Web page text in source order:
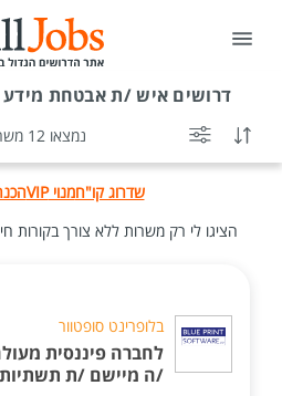
דרושים איש /ת אבטחת מידע /
נמצאו 12 משרות
שדרוג קו"חמנוי VIP
הציגו לי רק משרות ללא צורך בקורות
בלופרינט סופטוור
לחברה פיננסית
/ה מיישם /ת